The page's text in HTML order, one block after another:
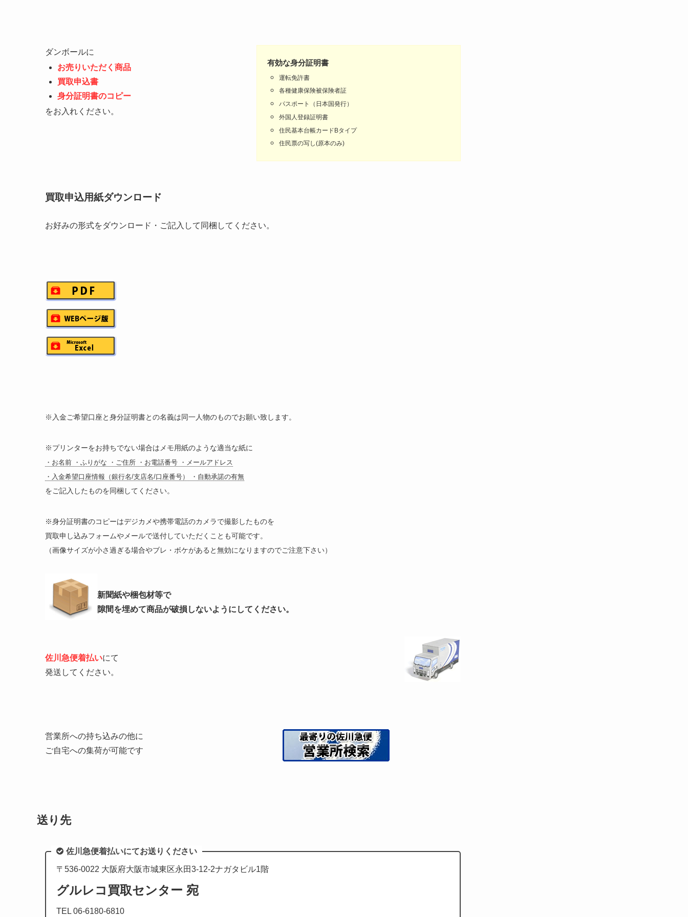
ダンボールに
お売りいただく商品
買取申込書
身分証明書のコピー
をお入れください。
有効な身分証明書
運転免許書
各種健康保険被保険者証
パスポート（日本国発行）
外国人登録証明書
住民基本台帳カードBタイプ
住民票の写し(原本のみ)
買取申込用紙ダウンロード
お好みの形式をダウンロード・ご記入して同梱してください。
※入金ご希望口座と身分証明書との名義は同一人物のものでお願い致します。
※プリンターをお持ちでない場合はメモ用紙のような適当な紙に
・お名前 ・ふりがな ・ご住所 ・お電話番号 ・メールアドレス
・入金希望口座情報（銀行名/支店名/口座番号） ・自動承諾の有無
をご記入したものを同梱してください。
※身分証明書のコピーはデジカメや携帯電話のカメラで撮影したものを
買取申し込みフォームやメールで送付していただくことも可能です。
（画像サイズが小さ過ぎる場合やブレ・ボケがあると無効になりますのでご注意下さい）
新聞紙や梱包材等で
隙間を埋めて商品が破損しないようにしてください。
佐川急便着払いにて
発送してください。
営業所への持ち込みの他に
ご自宅への集荷が可能です
送り先
佐川急便着払いにてお送りください
〒536-0022 大阪府大阪市城東区永田3-12-2ナガタビル1階
グルレコ買取センター 宛
TEL 06-6180-6810